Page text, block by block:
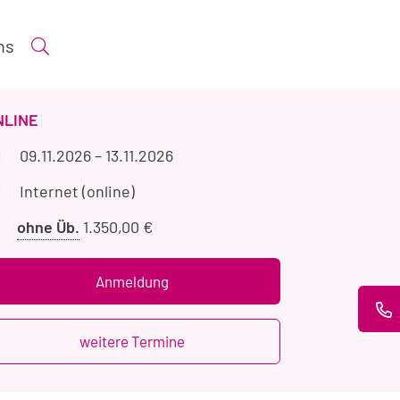
Suche öffnen
Veranstaltungszeitraum
09.11.2026– 13.11.2026
Veranstaltungsort
Internet (online)
ohne Üb. Preis
Übernachtung
1.350,00 €
Anmeldung
weitere Termine